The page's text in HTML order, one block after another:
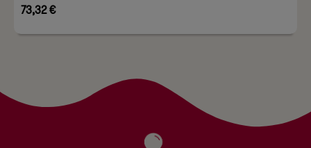
73,32 €